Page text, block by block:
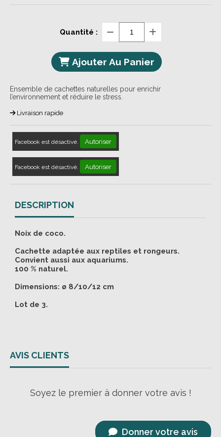
Quantité :
Ajouter Au Panier
Ensemble de cachettes naturelles pour enrichir
l’environnement et réduire le stress.
Livraison rapide
Facebook est désactivé. Autoriser
Facebook est désactivé. Autoriser
DESCRIPTION
Noix de coco.
Cachette adaptée aux reptiles et rongeurs.
Convient aussi aux aquariums.
100 % naturel.
Dimensions: ø 8/10/12 cm
Lot de 3.
AVIS CLIENTS
Soyez le premier à donner votre avis !
Donner votre avis